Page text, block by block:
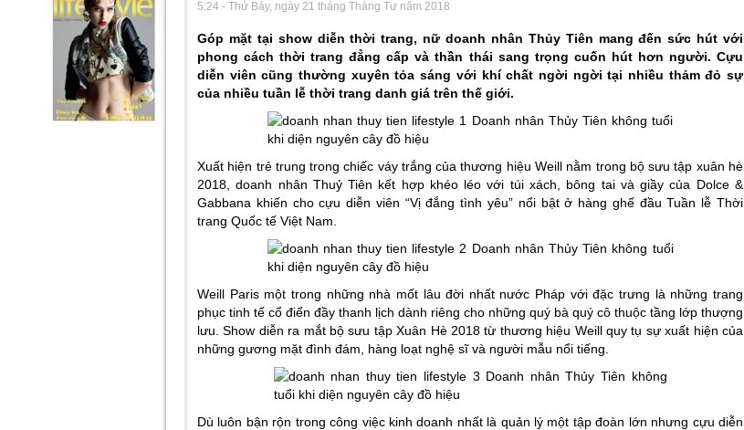
5:24 - Thứ Bảy, ngày 21 tháng Tháng Tư năm 2018
Góp mặt tại show diễn thời trang, nữ doanh nhân Thủy Tiên mang đến sức hút với
phong cách thời trang đẳng cấp và thần thái sang trọng cuốn hút hơn người. Cựu
diễn viên cũng thường xuyên tỏa sáng với khí chất ngời ngời tại nhiều thảm đỏ sự
của nhiều tuần lễ thời trang danh giá trên thế giới.
Xuất hiện trẻ trung trong chiếc váy trắng của thương hiệu Weill nằm trong bộ sưu tập xuân hè
2018, doanh nhân Thuỷ Tiên kết hợp khéo léo với túi xách, bông tai và giầy của Dolce &
Gabbana khiến cho cựu diễn viên “Vị đắng tình yêu” nổi bật ở hàng ghế đầu Tuần lễ Thời
trang Quốc tế Việt Nam.
Weill Paris một trong những nhà mốt lâu đời nhất nước Pháp với đặc trưng là những trang
phục tinh tế cổ điển đầy thanh lịch dành riêng cho những quý bà quý cô thuộc tầng lớp thượng
lưu. Show diễn ra mắt bộ sưu tập Xuân Hè 2018 từ thương hiệu Weill quy tụ sự xuất hiện của
những gương mặt đình đám, hàng loạt nghệ sĩ và người mẫu nổi tiếng.
Dù luôn bận rộn trong công việc kinh doanh nhất là quản lý một tập đoàn lớn nhưng cựu diễn